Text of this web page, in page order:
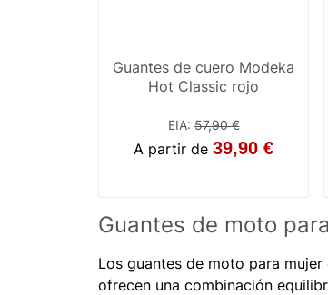
Guantes de cuero Modeka
Hot Classic rojo
EIA:57,90 €
A partir de 39,90 €
Guantes de moto
Los guantes de moto para
ofrecen una combinación